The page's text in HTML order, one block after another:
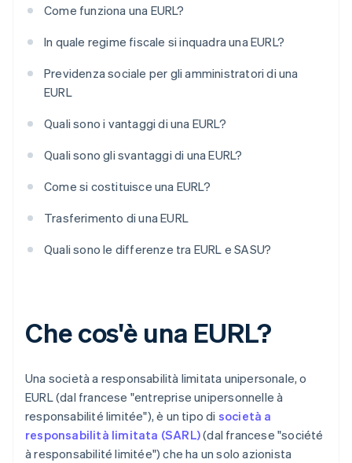
Come funziona una EURL?
In quale regime fiscale si inquadra una EURL?
Previdenza sociale per gli amministratori di una
EURL
Quali sono i vantaggi di una EURL?
Quali sono gli svantaggi di una EURL?
Come si costituisce una EURL?
Trasferimento di una EURL
Quali sono le differenze tra EURL e SASU?
Che cos'è una EURL?
Una società a responsabilità limitata unipersonale, o
EURL (dal francese "entreprise unipersonnelle à
responsabilité limitée"), è un tipo di società a
responsabilità limitata (SARL)(dal francese "société
à responsabilité limitée") che ha un solo azionista